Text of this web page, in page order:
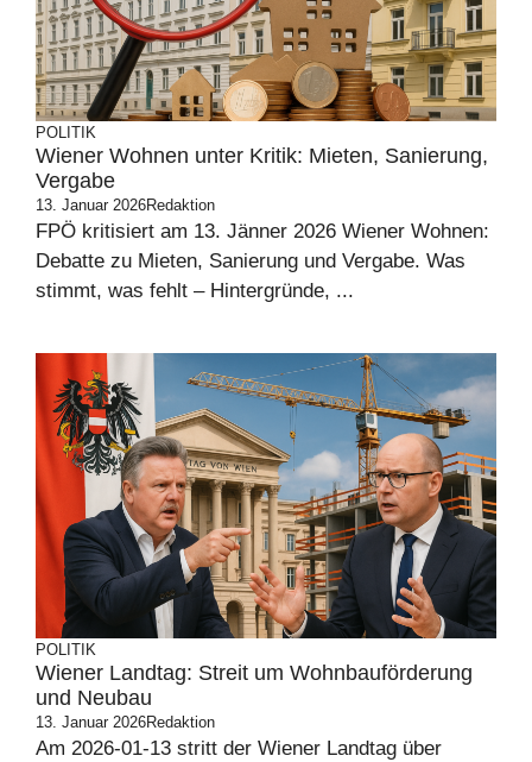
POLITIK
Wiener Wohnen unter Kritik: Mieten, Sanierung,
Vergabe
13. Januar 2026Redaktion
FPÖ kritisiert am 13. Jänner 2026 Wiener Wohnen:
Debatte zu Mieten, Sanierung und Vergabe. Was
stimmt, was fehlt – Hintergründe, ...
POLITIK
Wiener Landtag: Streit um Wohnbauförderung
und Neubau
13. Januar 2026Redaktion
Am 2026-01-13 stritt der Wiener Landtag über